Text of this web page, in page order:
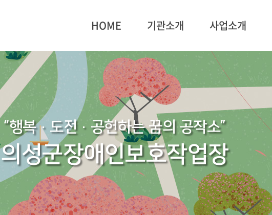
HOME 기관소개 사업소개
“행복·도전·공헌하는 꿈의 공작소”
의성군장애인보호작업장